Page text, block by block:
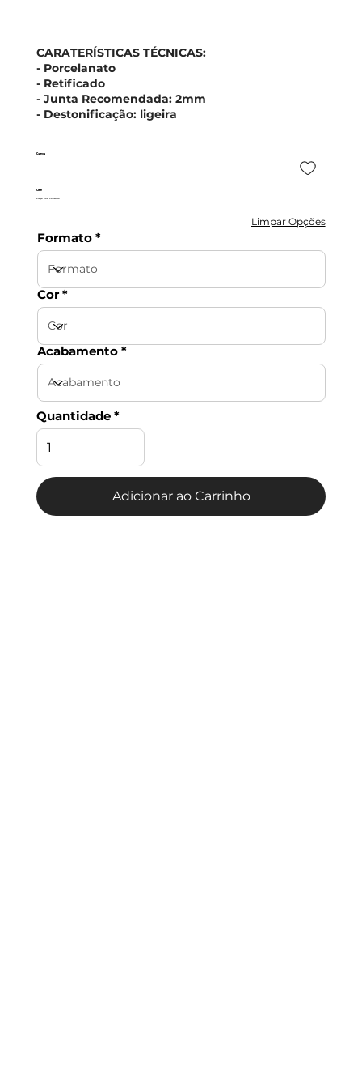
Caleya
Cifre
Preço Sob Consulta
Limpar Opções
Formato
Cor
Acabamento
Quantidade
Adicionar ao Carrinho
CARATERÍSTICAS TÉCNICAS:
- Porcelanato
- Retificado
- Junta Recomendada: 2mm
- Destonificação: ligeira